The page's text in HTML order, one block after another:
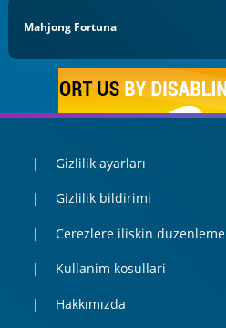
Mahjong Fortuna
Gizlilik ayarları
Gizlilik bildirimi
Cerezlere iliskin duzenleme
Kullanim kosullari
Hakkımızda